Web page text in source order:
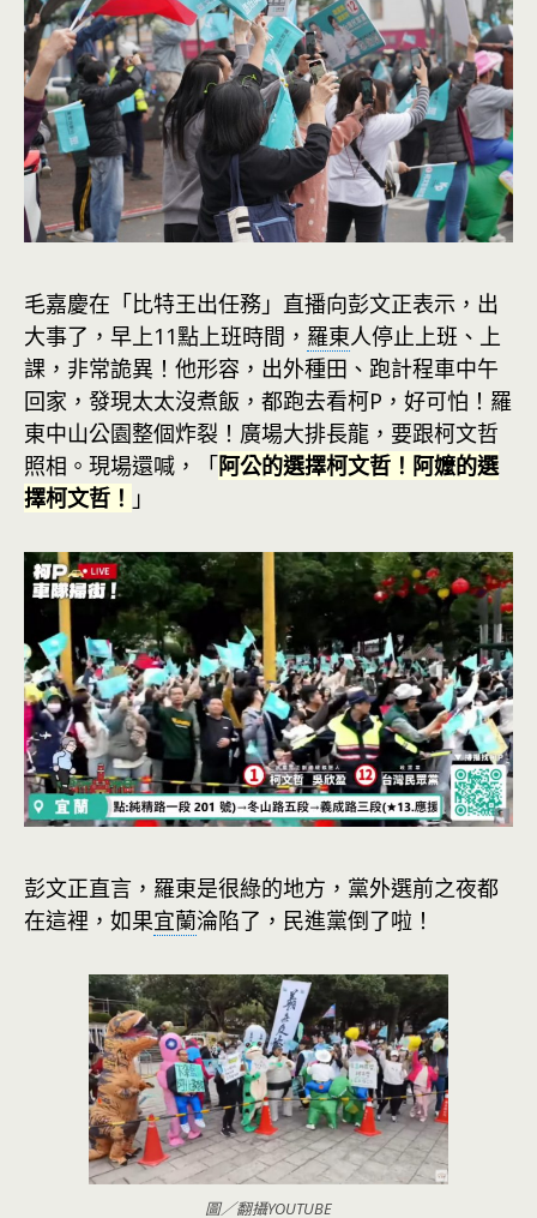
毛嘉慶在「比特王出任務」直播向彭文正表示，出
大事了，早上11點上班時間， 羅東人停止上班、上
課，非常詭異！他形容，出外種田、跑計程車中午
回家，發現太太沒煮飯，都跑去看柯P，好可怕！羅
東中山公園整個炸裂！廣場大排長龍，要跟柯文哲
照相。現場還喊，「阿公的選擇柯文哲！阿嬤的選
擇柯文哲！ 」
彭文正直言，羅東是很綠的地方，黨外選前之夜都
在這裡，如果宜蘭淪陷了，民進黨倒了啦！
圖／翻攝YOUTUBE